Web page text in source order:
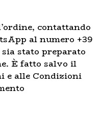
contattando
al numero +39
sia stato preparato
È fatto salvo il
e alle Condizioni